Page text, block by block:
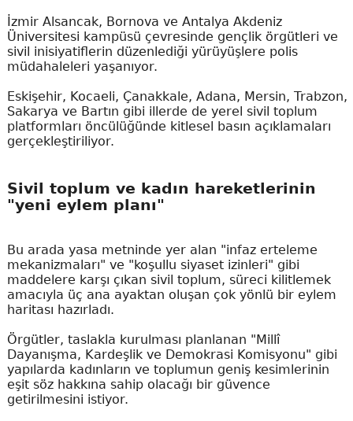
İzmir Alsancak, Bornova ve Antalya Akdeniz
Üniversitesi kampüsü çevresinde gençlik örgütleri ve
sivil inisiyatiflerin düzenlediği yürüyüşlere polis
müdahaleleri yaşanıyor.
Eskişehir, Kocaeli, Çanakkale, Adana, Mersin, Trabzon,
Sakarya ve Bartın gibi illerde de yerel sivil toplum
platformları öncülüğünde kitlesel basın açıklamaları
gerçekleştiriliyor.
Sivil toplum ve kadın hareketlerinin
"yeni eylem planı"
Bu arada yasa metninde yer alan "infaz erteleme
mekanizmaları" ve "koşullu siyaset izinleri" gibi
maddelere karşı çıkan sivil toplum, süreci kilitlemek
amacıyla üç ana ayaktan oluşan çok yönlü bir eylem
haritası hazırladı.
Örgütler, taslakla kurulması planlanan "Millî
Dayanışma, Kardeşlik ve Demokrasi Komisyonu" gibi
yapılarda kadınların ve toplumun geniş kesimlerinin
eşit söz hakkına sahip olacağı bir güvence
getirilmesini istiyor.